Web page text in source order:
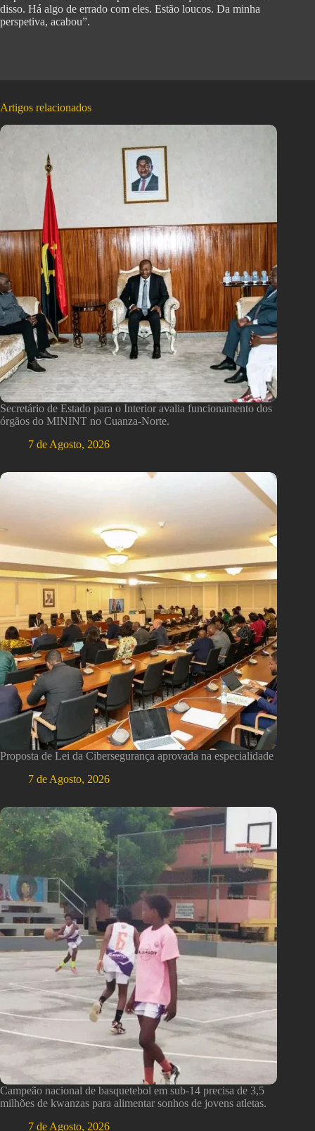
disso. Há algo de errado com eles. Estão loucos. Da minha
perspetiva, acabou”.
Artigos relacionados
Secretário de Estado para o Interior avalia funcionamento dos
órgãos do MININT no Cuanza-Norte.
7 de Agosto, 2026
Proposta de Lei da Cibersegurança aprovada na especialidade
7 de Agosto, 2026
Campeão nacional de basquetebol em sub-14 precisa de 3,5
milhões de kwanzas para alimentar sonhos de jovens atletas.
7 de Agosto, 2026